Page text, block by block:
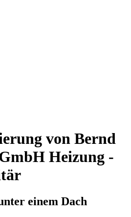
von Bernd
Heizung -
einem Dach